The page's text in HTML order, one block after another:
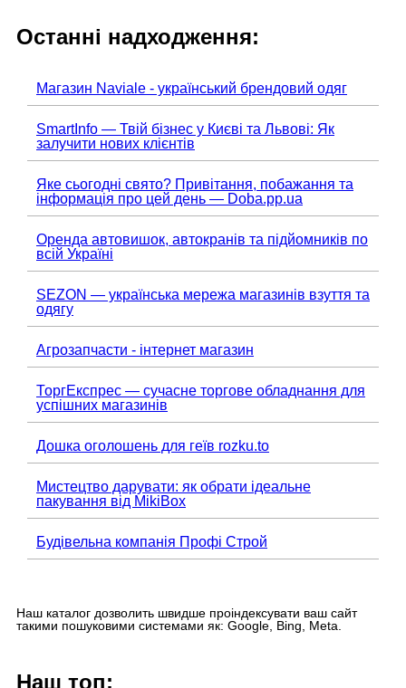
Останні надходження:
Магазин Naviale - український брендовий одяг
SmartInfo — Твій бізнес у Києві та Львові: Як
залучити нових клієнтів
Яке сьогодні свято? Привітання, побажання та
інформація про цей день — Doba.pp.ua
Оренда автовишок, автокранів та підйомників по
всій Україні
SEZON — українська мережа магазинів взуття та
одягу
Агрозапчасти - інтернет магазин
ТоргЕкспрес — сучасне торгове обладнання для
успішних магазинів
Дошка оголошень для геїв rozku.to
Мистецтво дарувати: як обрати ідеальне
пакування від MikiBox
Будівельна компанія Профі Строй
Наш каталог дозволить швидше проіндексувати ваш сайт
такими пошуковими системами як: Google, Bing, Meta.
Наш топ: